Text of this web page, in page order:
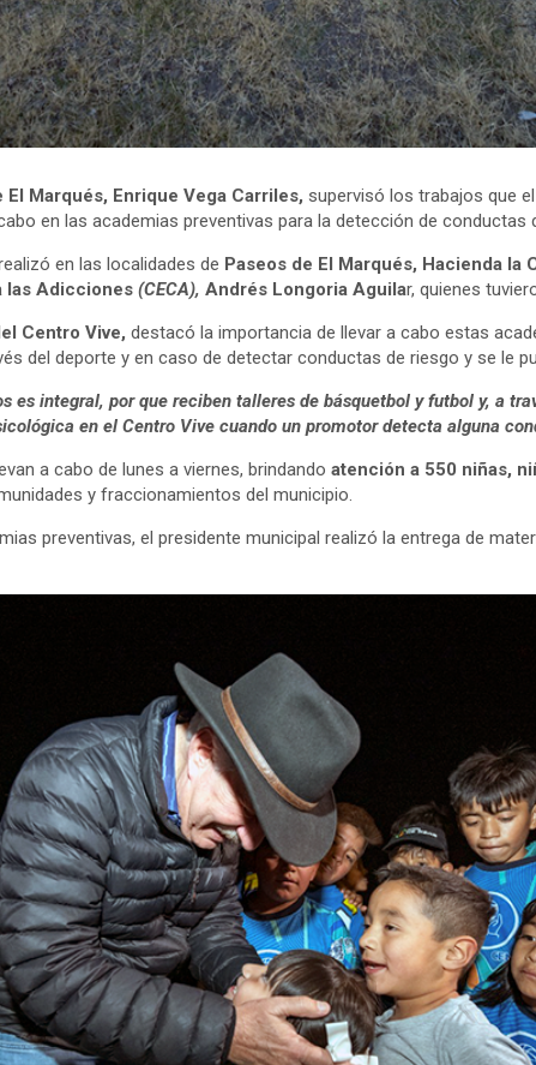
Marqués, Enrique Vega Carriles, supervisó los trabajos que el
en las academias preventivas para la detección de conductas
en las localidades de Paseos de El Marqués, Hacienda
las Adicciones (CECA), Andrés Longoria Aguilar, quienes
Centro Vive, destacó la importancia de llevar a cabo estas
del deporte y en caso de detectar conductas de riesgo y se le
es integral, por que reciben talleres de básquetbol y futbol y, a
en el Centro Vive cuando un promotor detecta alguna
a cabo de lunes a viernes, brindando atención a 550 niñas,
y fraccionamientos del municipio.
preventivas, el presidente municipal realizó la entrega de